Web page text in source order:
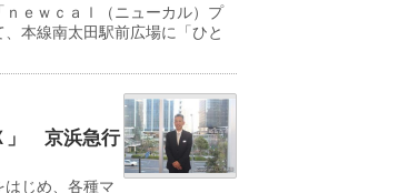
ｅｗｃａｌ（ニューカル）プ
本線南太田駅前広場に「ひと
」 京浜急行
じめ、各種マ